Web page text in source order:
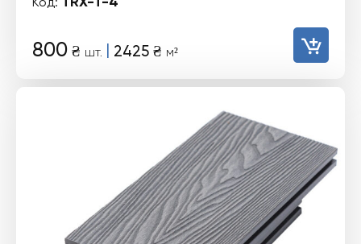
800 ₴ шт. | 2425 ₴ м²